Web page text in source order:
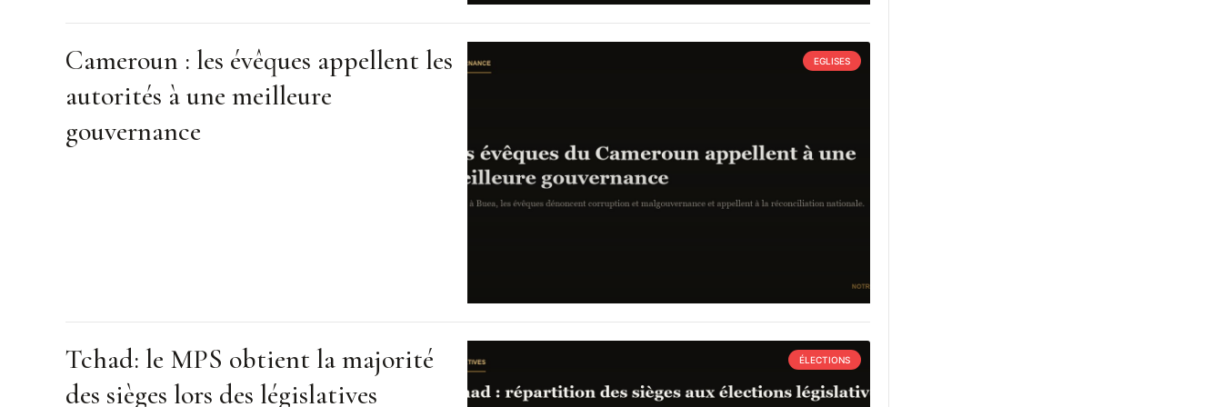
EGLISES
Cameroun : les évêques appellent les
autorités à une meilleure
gouvernance
ÉLECTIONS
Tchad: le MPS obtient la majorité
des sièges lors des législatives